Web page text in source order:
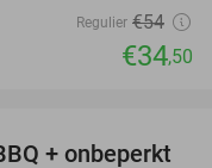
Regulier €54
€34,50
+ onbeperkt